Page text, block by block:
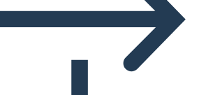
Prognozy 7